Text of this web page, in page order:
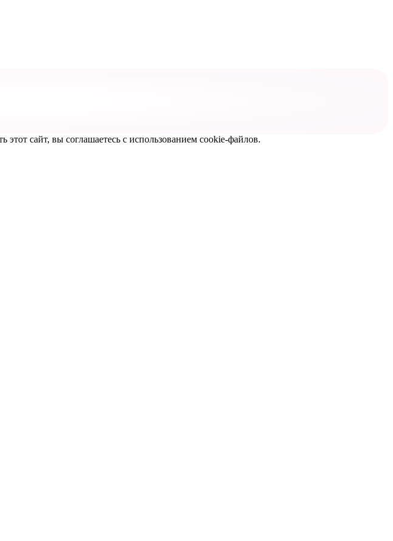
сайт, вы соглашаетесь с использованием cookie-файлов.